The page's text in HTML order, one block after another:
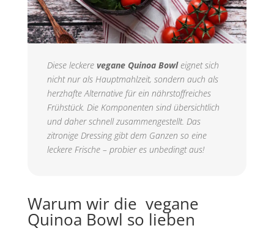
Diese leckere vegane Quinoa Bowleignet sich
nicht nur als Hauptmahlzeit, sondern auch als
herzhafte Alternative für ein nährstoffreiches
Frühstück. Die Komponenten sind übersichtlich
und daher schnell zusammengestellt. Das
zitronige Dressing gibt dem Ganzen so eine
leckere Frische – probier es unbedingt aus!
Warum wir die vegane
Quinoa Bowl so lieben